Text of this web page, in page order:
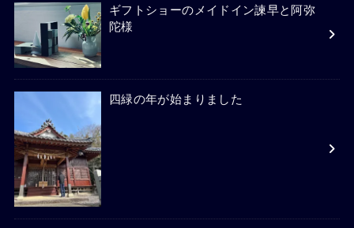
ギフトショーのメイドイン諫早と阿弥
陀様
四緑の年が始まりました